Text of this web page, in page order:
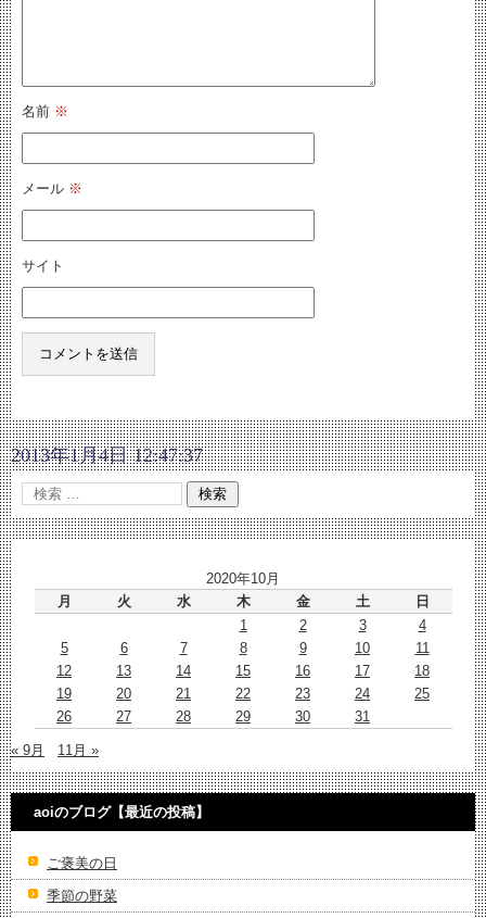
名前 ※
メール ※
サイト
2013年1月4日 12:47:37
2020年10月
月
火 水 木 金 土
日
1
2 3
4
5
6 7 8 9 10
11
12
13 14 15 16 17
18
19
20 21 22 23 24
25
26
27 28 29 30 31
« 9月 11月 »
aoiのブログ【最近の投稿】
ご褒美の日
季節の野菜